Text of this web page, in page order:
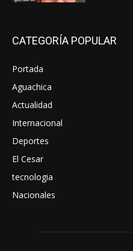
CATEGORÍA POPULAR
Portada
Aguachica
Actualidad
Internacional
Deportes
El Cesar
tecnologia
Nacionales